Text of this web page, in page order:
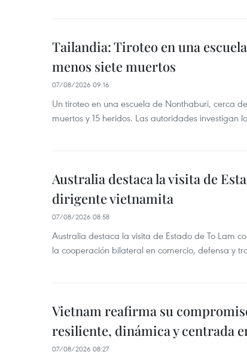
Tailandia: Tiroteo en una
menos siete muertos
07/08/2026 09:16
Un tiroteo en una escuela de Nonthaburi, cerca
muertos y 15 heridos. Las autoridades investigan
Australia destaca la visita de
dirigente vietnamita
07/08/2026 08:58
Australia destaca la visita de Estado de To Lam
la cooperación bilateral en comercio, defensa y
Vietnam reafirma su
resiliente, dinámica y centrada
07/08/2026 08:27